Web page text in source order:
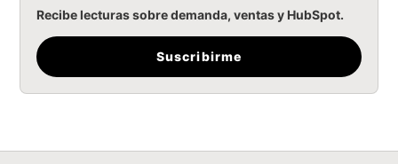
Recibe lecturas sobre demanda, ventas y HubSpot.
Suscribirme